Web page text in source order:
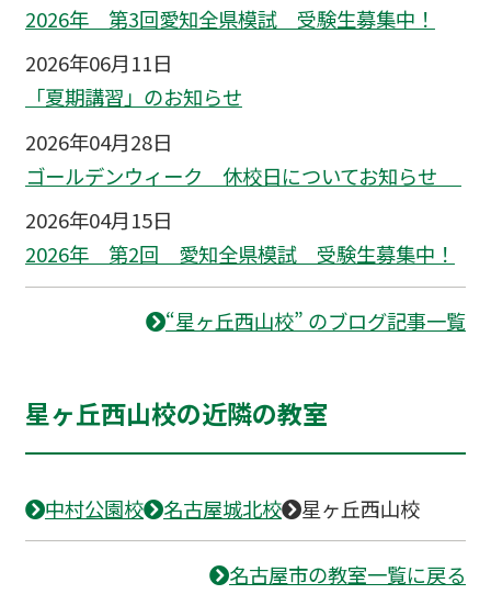
2026年 第3回愛知全県模試 受験生募集中！
2026年06月11日
「夏期講習」のお知らせ
2026年04月28日
ゴールデンウィーク 休校日についてお知らせ
2026年04月15日
2026年 第2回 愛知全県模試 受験生募集中！
“星ヶ丘西山校” のブログ記事一覧
星ヶ丘西山校の近隣の教室
中村公園校 名古屋城北校 星ヶ丘西山校
名古屋市の教室一覧に戻る